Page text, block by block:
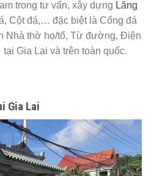
trong tư vấn, xây dựng Lăng
Cột đá,… đặc biệt là Cổng đá
Nhà thờ họ/tổ, Từ đường, Điện
Gia Lai và trên toàn quốc.
Gia Lai